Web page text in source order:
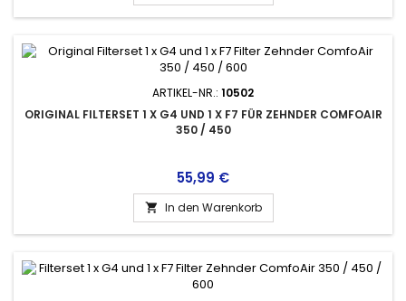
ARTIKEL-NR.: 10502
ORIGINAL FILTERSET 1 X G4 UND 1 X F7 FÜR ZEHNDER COMFOAIR
350 / 450
Preis
55,99 €
 In den Warenkorb